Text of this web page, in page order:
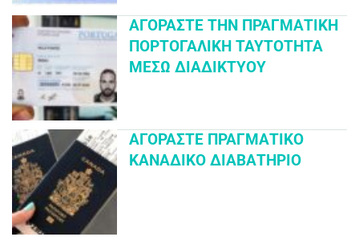
ΑΓΟΡΆΣΤΕ ΤΗΝ ΠΡΑΓΜΑΤΙΚΉ
ΠΟΡΤΟΓΑΛΙΚΉ ΤΑΥΤΌΤΗΤΑ
ΜΈΣΩ ΔΙΑΔΙΚΤΎΟΥ
ΑΓΟΡΆΣΤΕ ΠΡΑΓΜΑΤΙΚΌ
ΚΑΝΑΔΙΚΌ ΔΙΑΒΑΤΉΡΙΟ